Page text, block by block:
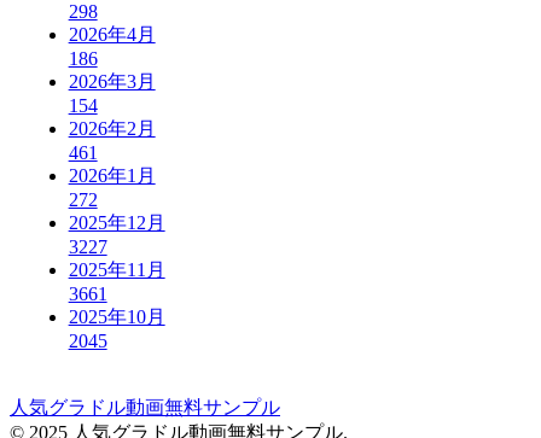
298
2026年4月
186
2026年3月
154
2026年2月
461
2026年1月
272
2025年12月
3227
2025年11月
3661
2025年10月
2045
人気グラドル動画無料サンプル
© 2025 人気グラドル動画無料サンプル.